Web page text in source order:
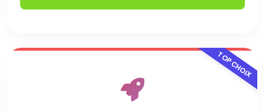
TOP CHOIX